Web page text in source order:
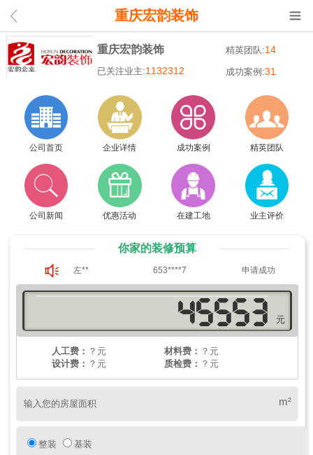
重庆宏韵装饰
重庆宏韵装饰
已关注业主:1132312
精英团队:14
成功案例:31
公司首页 企业详情 成功案例 精英团队
公司新闻 优惠活动 在建工地 业主评价
你家的装修预算
左** 653****7
申请成功
刘**
653****7
申请成功
马**
653****7
申请成功
653****7
申请成功
申请成功
何**
653****7
申请成功
钟**
653****7
刘**
653****7
傅**
653****7
申请成功
元
人工费： ？元 材料费： ？元
设计费： ？元 质检费： ？元
m²
整装 基装